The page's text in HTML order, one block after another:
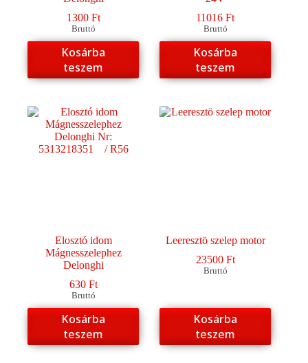
1300 Ft
Bruttó
Kosárba
teszem
11016Ft
Bruttó
Kosárba
teszem
Elosztó idom
Mágnesszelephez
Delonghi
630 Ft
Bruttó
Kosárba
teszem
Leeresztö szelep motor
23500 Ft
Bruttó
Kosárba
teszem